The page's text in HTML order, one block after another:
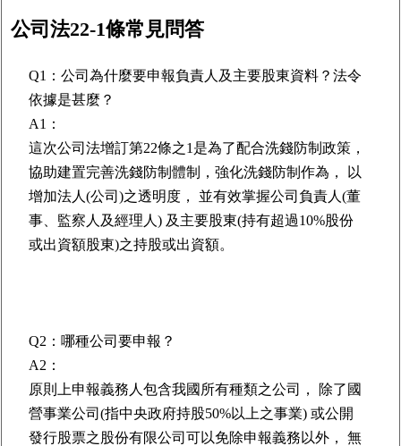
公司法22-1條常見問答
Q1：公司為什麼要申報負責人及主要股東資料？法令
依據是甚麼？
A1：
這次公司法增訂第22條之1是為了配合洗錢防制政策，
協助建置完善洗錢防制體制，強化洗錢防制作為， 以
增加法人(公司)之透明度， 並有效掌握公司負責人(董
事、監察人及經理人) 及主要股東(持有超過10%股份
或出資額股東)之持股或出資額。
Q2：哪種公司要申報？
A2：
原則上申報義務人包含我國所有種類之公司， 除了國
營事業公司(指中央政府持股50%以上之事業) 或公開
發行股票之股份有限公司可以免除申報義務以外， 無